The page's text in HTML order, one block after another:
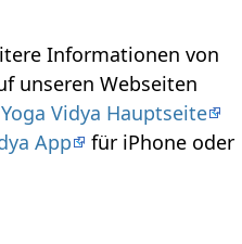
Informationen von
unseren Webseiten
Yoga Vidya Hauptseite
App
für iPhone oder